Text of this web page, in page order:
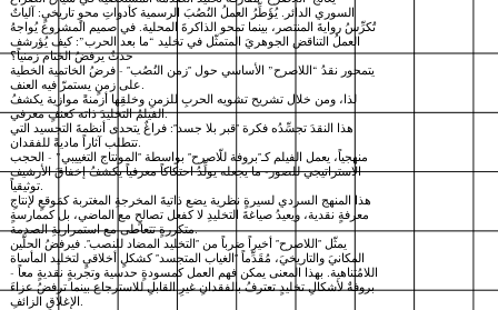
السوري الدائر. يُؤَطِّرُ العملُ النُصُبَ الرسمية كأدواتِ محوٍ تاريخيٍ: آلياتٌ
تُكرِّسُ روايةَ المنتصر، بينما تمحو الذاكرةَ المحلية. في صميم المشروع يُواجهُ
العملُ التناقض الجوهريَ المتمثّل في تخليد “ما بعد الحرب”: كيف يُؤرشف
حدثٌ يرفضُ الختام زمنياً؟
يتمحور نقدُ “اللاصرح” الأساسي حول "زمن النُصُب" - فرضُ الخاتمية الخطية
على زمنٍ يستمرّ فيه العنف.
لذا، ومن خلال تشريح تشويه الحربِ للزمنِ وخلقِها أزمنةً موازية يكشفُ
الفيلمُ التخليدَ ذاته كعنفٍ معرفي.
هذا النقدَ تجسِّدُه فكرة "قبر بلا جسد": فراغٌ يتحدى أنظمةَ التجسيد التي
تتطلب آثاراً ماديةً للفقدان.
منهجياً، يعمل الفيلم كـ"بروفة للّاصرح" بواسطة "المونتاج التغييبي” - الحجب
الاستراتيجي للصور- ما يجعله يولِّدُ احتكاكاً معرفياً يكشفُ إخفاقَ الأرشيف
توثيقياً.
هذا المنهج السردي لسيرةٍ نظرية يضع ذاتيةَ المخرجةِ المغتربة كمَوقعٍ لإنتاجِ
معرفةٍ نقدية، ويعيدُ صياغةَ التخليدِ لا كفعل تصالحٍ مع الماضي، بل كممارسةٍ
متكررةٍ تتعاطى مع استمراريةِ الصدمة.
يمثّل "اللاصرح" أخيراً ضرباً من "التخليد المضاد للنصب". فيرفضُ الحلَّين
المكانيَ والتاريخيَ، مُقَدِّماً "الغياب المتجسد" كشكلٍ أخلاقيٍ لتخليد المأساة
اللامُتناهية. بهذا المعنى يمكن فهم العمل كمسودةٍ حدسية وتجربةٍ نقديةٍ معاً -
بروفةٌ لأشكالِ تخليدٍ تعترفُ بالفقدانِ غيرِ القابلِ للاسترجاع بينما ترفضُ عزاءَ
الإغلاقِ الزائفِ.